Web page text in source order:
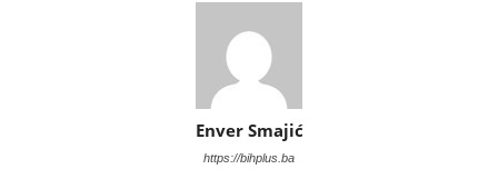
Enver Smajić
https://bihplus.ba